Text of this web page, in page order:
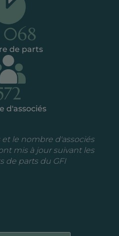
068
de parts
d'associés
le nombre d'associés
mis à jour suivant les
de parts du GFI